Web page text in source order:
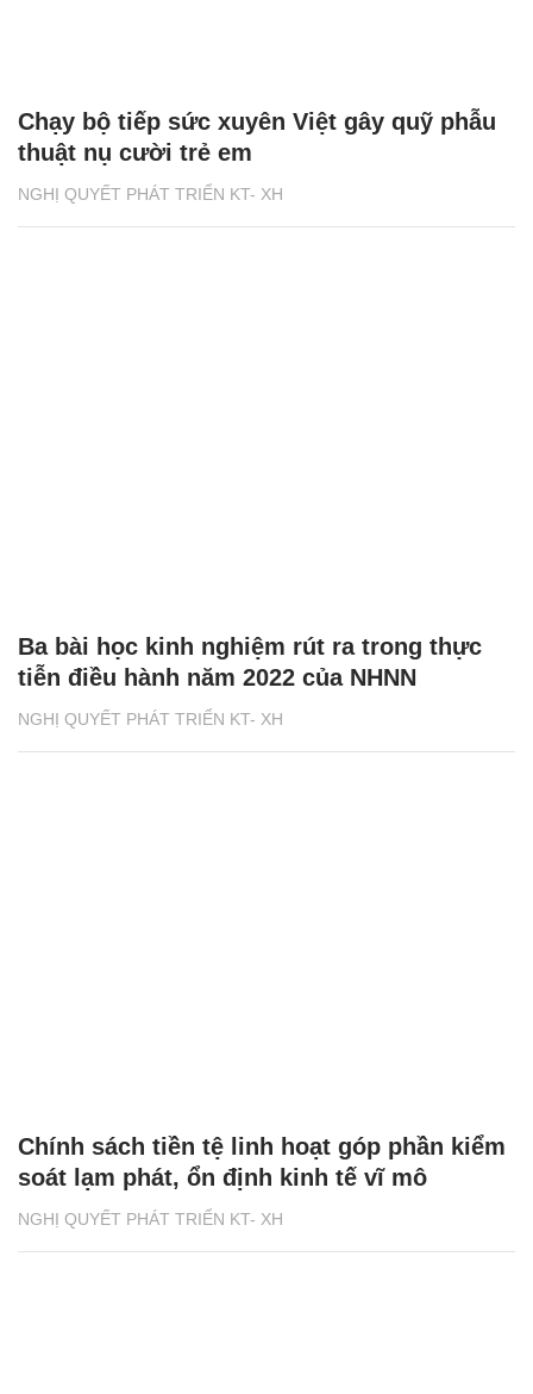
NGHỊ QUYẾT PHÁT TRIỂN KT- XH
Chạy bộ tiếp sức xuyên Việt gây quỹ phẫu
thuật nụ cười trẻ em
NGHỊ QUYẾT PHÁT TRIỂN KT- XH
Ba bài học kinh nghiệm rút ra trong thực
tiễn điều hành năm 2022 của NHNN
NGHỊ QUYẾT PHÁT TRIỂN KT- XH
Chính sách tiền tệ linh hoạt góp phần kiểm
soát lạm phát, ổn định kinh tế vĩ mô